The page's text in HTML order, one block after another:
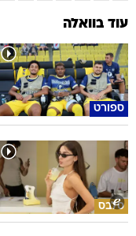
עוד בוואלה
ספורט
סלבס